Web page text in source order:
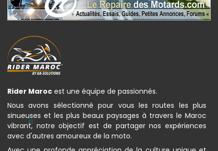
Rider Maroc est une équipe de passionnés.
Nous avons sélectionné pour vous les routes les plus
sinueuses et les plus beaux paysages à travers le Maroc
vibrant, notre objectif est de partager nos expériences
avec d'autres amoureux de la moto.